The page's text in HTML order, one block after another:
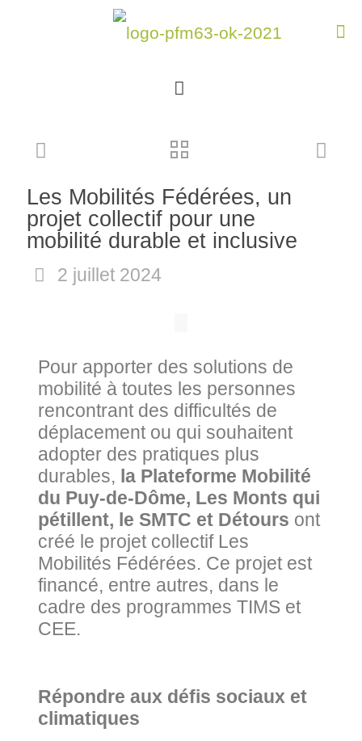
Les Mobilités Fédérées, un
projet collectif pour une
mobilité durable et inclusive
2 juillet 2024
Pour apporter des solutions de
mobilité à toutes les personnes
rencontrant des difficultés de
déplacement ou qui souhaitent
adopter des pratiques plus
durables, la Plateforme Mobilité
du Puy-de-Dôme, Les Monts qui
pétillent, le SMTC et Détours ont
créé le projet collectif Les
Mobilités Fédérées. Ce projet est
financé, entre autres, dans le
cadre des programmes TIMS et
CEE.
Répondre aux défis sociaux et
climatiques